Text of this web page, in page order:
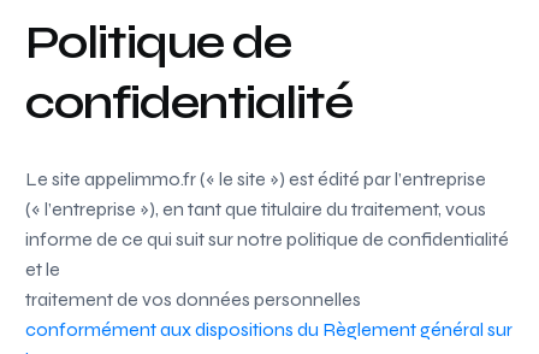
Politique de
confidentialité
Le site appelimmo.fr (« le site ») est édité par l’entreprise
(« l’entreprise »), en tant que titulaire du traitement, vous
informe de ce qui suit sur notre politique de confidentialité
et le
traitement de vos données personnelles
conformément aux dispositions du Règlement général sur